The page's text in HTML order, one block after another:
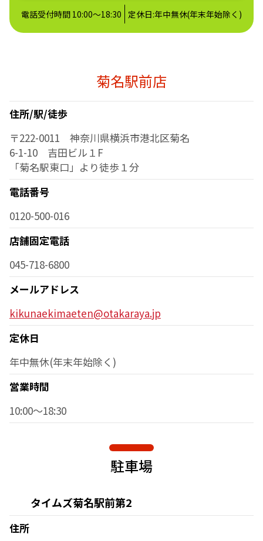
電話受付時間 10:00～18:30 定休日:年中無休(年末年始除く)
菊名駅前店
住所/駅/徒歩
〒222-0011 神奈川県横浜市港北区菊名
6-1-10 吉田ビル１F
「菊名駅東口」より徒歩１分
電話番号
0120-500-016
店舗固定電話
045-718-6800
メールアドレス
kikunaekimaeten@otakaraya.jp
定休日
年中無休(年末年始除く)
営業時間
10:00～18:30
駐車場
タイムズ菊名駅前第2
住所